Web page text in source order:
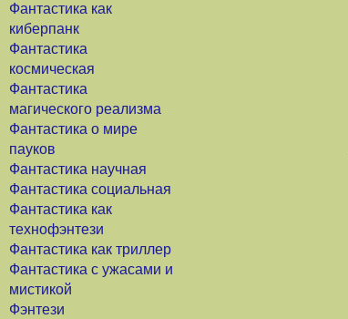
Фантастика как
киберпанк
Фантастика
космическая
Фантастика
магического реализма
Фантастика о мире
пауков
Фантастика научная
Фантастика социальная
Фантастика как
технофэнтези
Фантастика как триллер
Фантастика с ужасами и
мистикой
Фэнтези